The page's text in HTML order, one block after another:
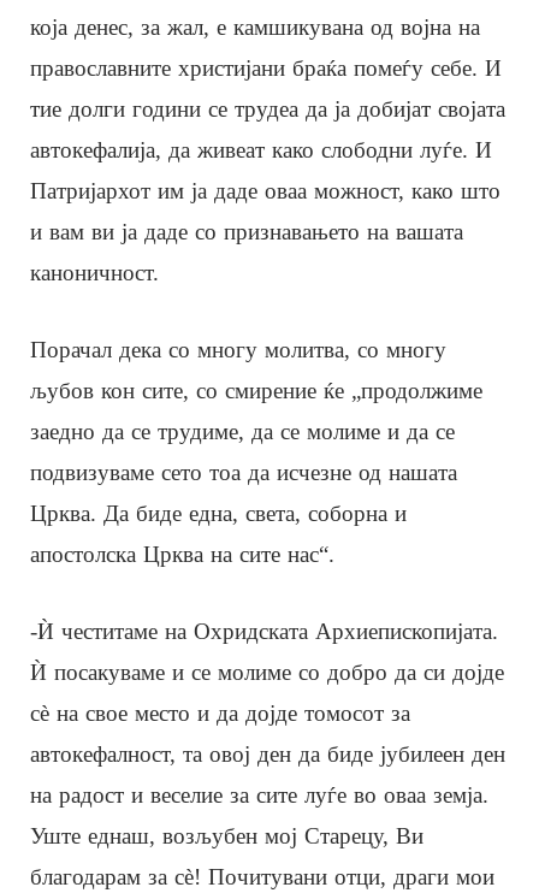
која денес, за жал, е камшикувана од војна на
православните христијани браќа помеѓу себе. И
тие долги години се трудеа да ја добијат својата
автокефалија, да живеат како слободни луѓе. И
Патријархот им ја даде оваа можност, како што
и вам ви ја даде со признавањето на вашата
каноничност.
Порачал дека со многу молитва, со многу
љубов кон сите, со смирение ќе „продолжиме
заедно да се трудиме, да се молиме и да се
подвизуваме сето тоа да исчезне од нашата
Црква. Да биде една, света, соборна и
апостолска Црква на сите нас“.
-Ѝ честитаме на Охридската Архиепископијата.
Ѝ посакуваме и се молиме со добро да си дојде
сè на свое место и да дојде томосот за
автокефалност, та овој ден да биде јубилеен ден
на радост и веселие за сите луѓе во оваа земја.
Уште еднаш, возљубен мој Старецу, Ви
благодарам за сè! Почитувани отци, драги мои